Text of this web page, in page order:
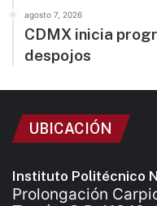
agosto 7, 2026
CDMX inicia
despojos
UBICACIÓN
Instituto Politécnico
Prolongación